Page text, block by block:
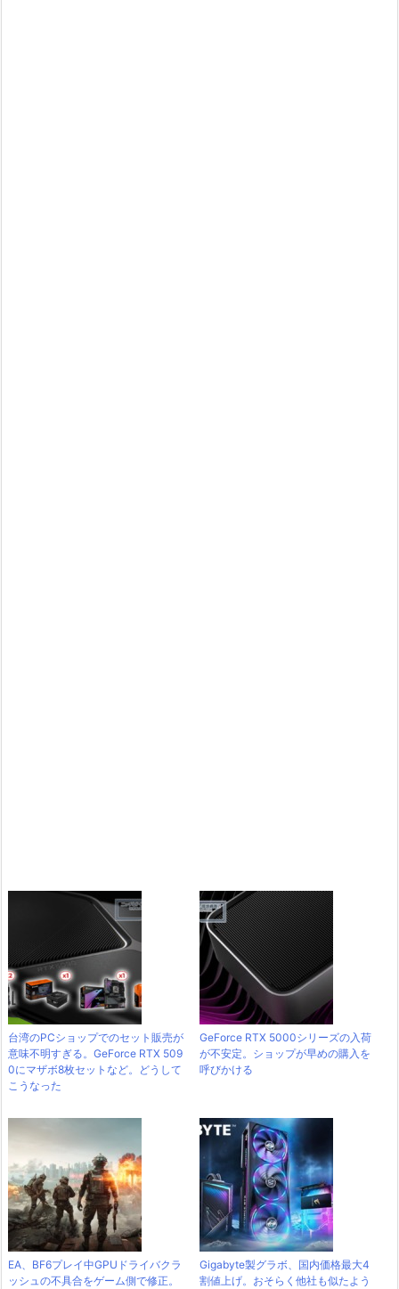
台湾のPCショップでのセット販売が
意味不明すぎる。GeForce RTX 509
0にマザボ8枚セットなど。どうして
こうなった
GeForce RTX 5000シリーズの入荷
が不安定。ショップが早めの購入を
呼びかける
EA、BF6プレイ中GPUドライバクラ
ッシュの不具合をゲーム側で修正。
Gigabyte製グラボ、国内価格最大4
割値上げ。おそらく他社も似たよう